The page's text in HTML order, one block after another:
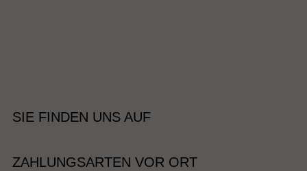
SIE FINDEN UNS AUF
ZAHLUNGSARTEN VOR ORT